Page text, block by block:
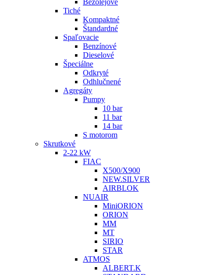
Bezolejové
Tiché
Kompaktné
Štandardné
Spaľovacie
Benzínové
Dieselové
Špeciálne
Odkryté
Odhlučnené
Agregáty
Pumpy
10 bar
11 bar
14 bar
S motorom
Skrutkové
2-22 kW
FIAC
X500/X900
NEW.SILVER
AIRBLOK
NUAIR
MiniORION
ORION
MM
MT
SIRIO
STAR
ATMOS
ALBERT.K